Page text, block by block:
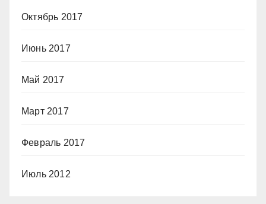
Октябрь 2017
Июнь 2017
Май 2017
Март 2017
Февраль 2017
Июль 2012